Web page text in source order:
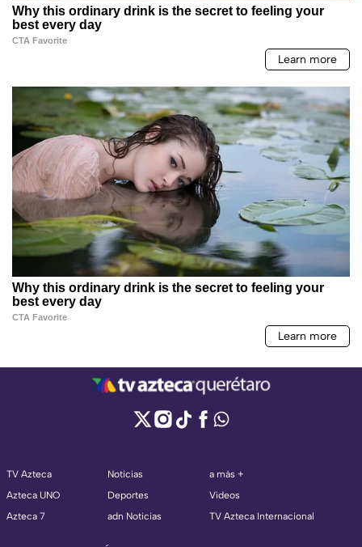
TV Azteca
Azteca UNO
Azteca 7
Noticias
Deportes
adn Noticias
a más +
Videos
TV Azteca Internacional